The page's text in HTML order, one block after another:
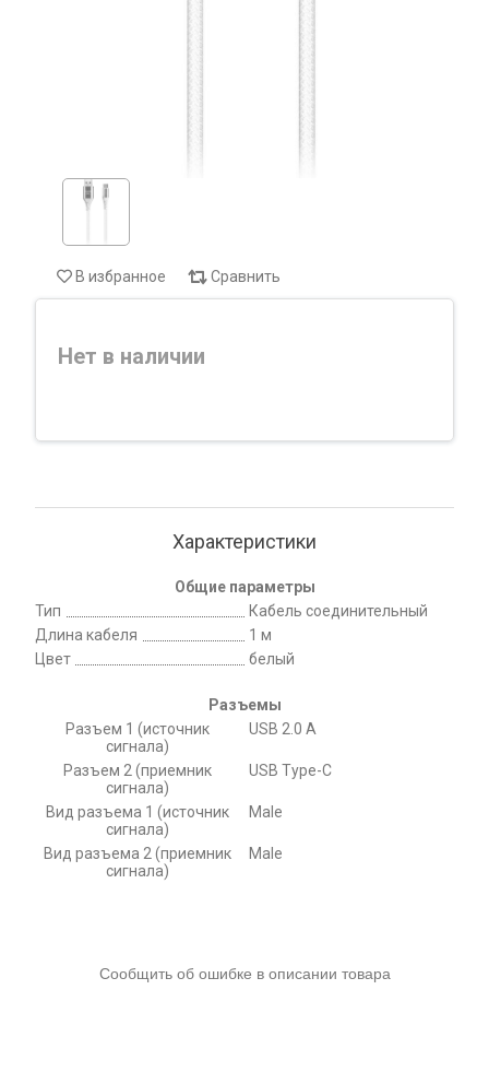
В избранное Сравнить
Нет в наличии
Характеристики
Общие параметры
Тип
Кабель соединительный
Длина кабеля
1 м
Цвет
белый
Разъемы
Разъем 1 (источник
сигнала)
USB 2.0 A
Разъем 2 (приемник
сигнала)
USB Type-C
Вид разъема 1 (источник
сигнала)
Male
Вид разъема 2 (приемник
сигнала)
Male
Сообщить об ошибке в описании товара